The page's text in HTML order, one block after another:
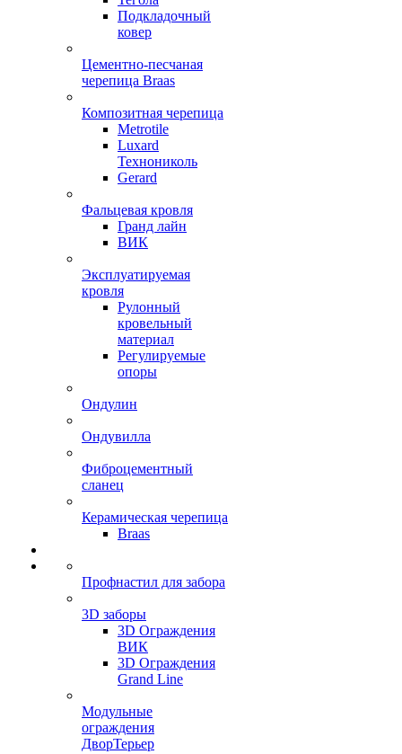
Подкладочный
ковер
Цементно-песчаная
черепица Braas
Композитная черепица
Metrotile
Luxard
Технониколь
Gerard
Фальцевая кровля
Гранд лайн
ВИК
Эксплуатируемая
кровля
Рулонный
кровельный
материал
Регулируемые
опоры
Ондулин
Ондувилла
Фиброцементный
сланец
Керамическая черепица
Braas
Профнастил для забора
3D заборы
3D Ограждения
ВИК
3D Ограждения
Grand Line
Модульные
ограждения
ДворТерьер